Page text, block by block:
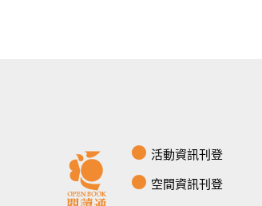
活動資訊刊登
空間資訊刊登